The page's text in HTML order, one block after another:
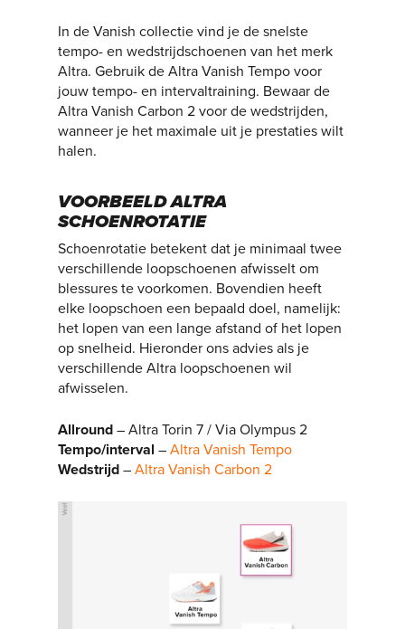
In de Vanish collectie vind je de snelste
tempo- en wedstrijdschoenen van het merk
Altra. Gebruik de Altra Vanish Tempo voor
jouw tempo- en intervaltraining. Bewaar de
Altra Vanish Carbon 2 voor de wedstrijden,
wanneer je het maximale uit je prestaties wilt
halen.
VOORBEELD ALTRA
SCHOENROTATIE
Schoenrotatie betekent dat je minimaal twee
verschillende loopschoenen afwisselt om
blessures te voorkomen. Bovendien heeft
elke loopschoen een bepaald doel, namelijk:
het lopen van een lange afstand of het lopen
op snelheid. Hieronder ons advies als je
verschillende Altra loopschoenen wil
afwisselen.
Allround – Altra Torin 7 / Via Olympus 2
Tempo/interval –Altra Vanish Tempo
Wedstrijd –Altra Vanish Carbon 2